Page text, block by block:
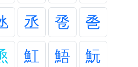
丞 卺
巹
魟 鯃
魭